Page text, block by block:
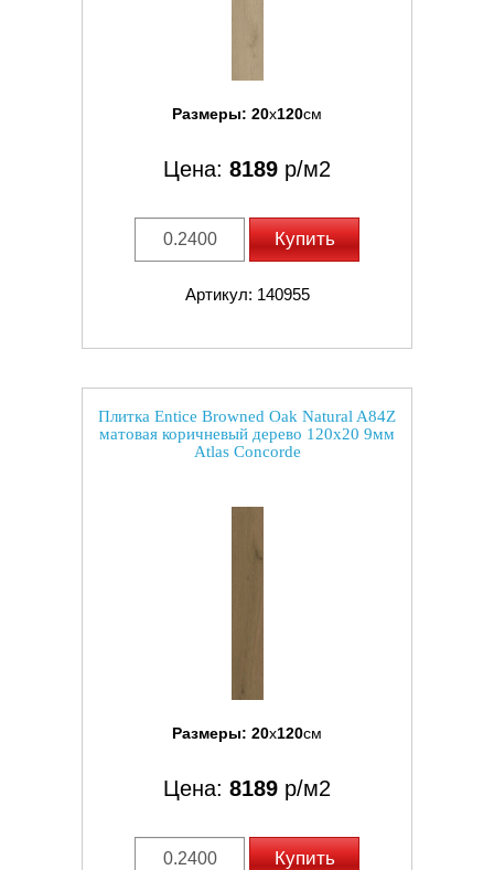
Размеры: 20x120см
Цена: 8189 р/м2
Купить
Артикул: 140955
Плитка Entice Browned Oak Natural A84Z
матовая коричневый дерево 120x20 9мм
Atlas Concorde
Размеры: 20x120см
Цена: 8189 р/м2
Купить